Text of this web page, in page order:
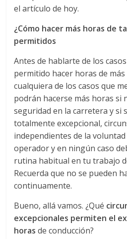
s
p
o
r
t
e
d
e
el artículo de hoy.
¿Cómo hacer más horas de
permitidos
Antes de hablarte de los
permitido hacer horas de
cualquiera de los casos que
podrán hacerse más horas si
seguridad en la carretera y si
totalmente excepcional,
independientes de la
operador y en ningún caso
rutina habitual en tu trabajo
Recuerda que no se pueden
continuamente.
Bueno, allá vamos. ¿Qué
excepcionales permiten el
horas de conducción?